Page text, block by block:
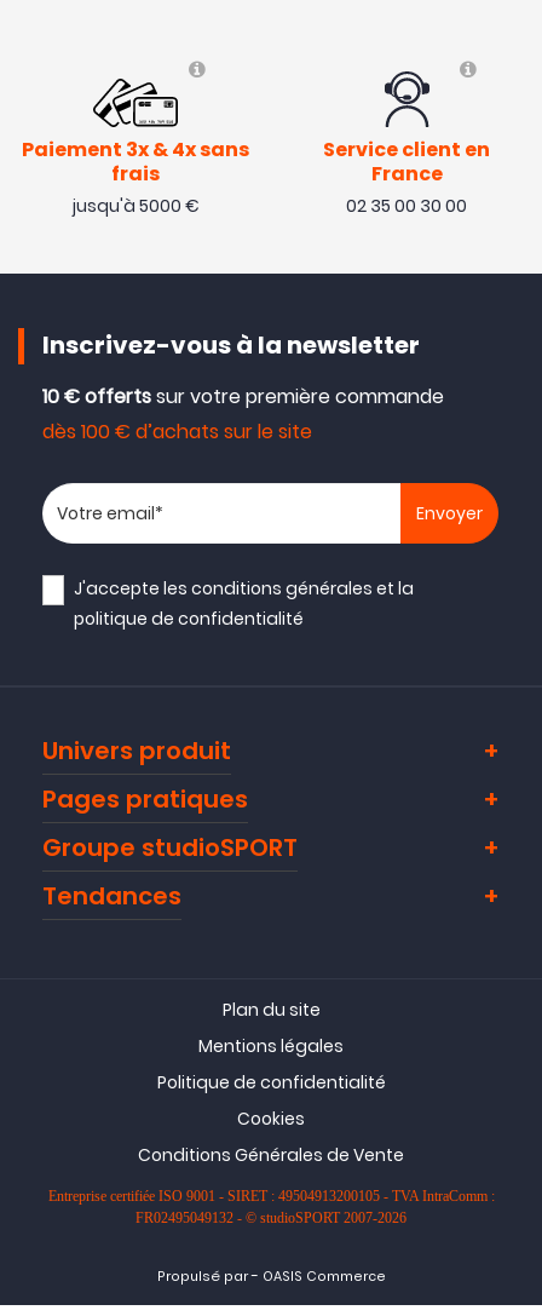
Paiement 3x & 4x sans
frais
jusqu'à 5000 €
Service client en
France
02 35 00 30 00
Inscrivez-vous à la newsletter
10 € offertssur votre première commande
dès 100 € d’achats sur le site
Votre adresse email
J'accepte lesconditions générales et la
politique de confidentialité
Univers produit
Pages pratiques
Groupe studioSPORT
Tendances
Plan du site
Mentions légales
Politique de confidentialité
Cookies
Conditions Générales de Vente
Entreprise certifiée ISO 9001 - SIRET : 49504913200105 - TVA IntraComm :
FR02495049132 - © studioSPORT 2007-2026
Propulsé par- OASIS Commerce